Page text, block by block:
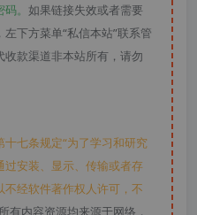
。 如果链接失效或者需要
下方菜单“私信本站”联系管
款渠道非本站所有，请勿
七条规定“为了学习和研究
安装、显示、传输或者存
经软件著作权人许可，不
有内容资源均来源于网络，